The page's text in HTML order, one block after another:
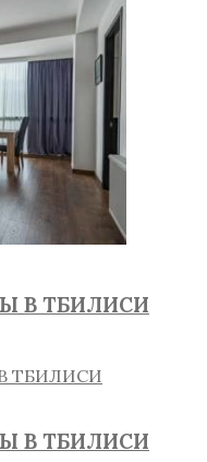
В ТБИЛИСИ
В ТБИЛИСИ